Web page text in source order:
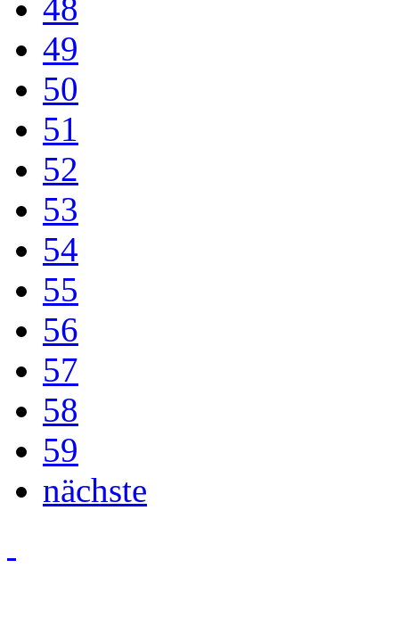
48
49
50
51
52
53
54
55
56
57
58
59
nächste